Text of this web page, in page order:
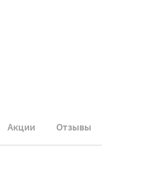
Акции Отзывы